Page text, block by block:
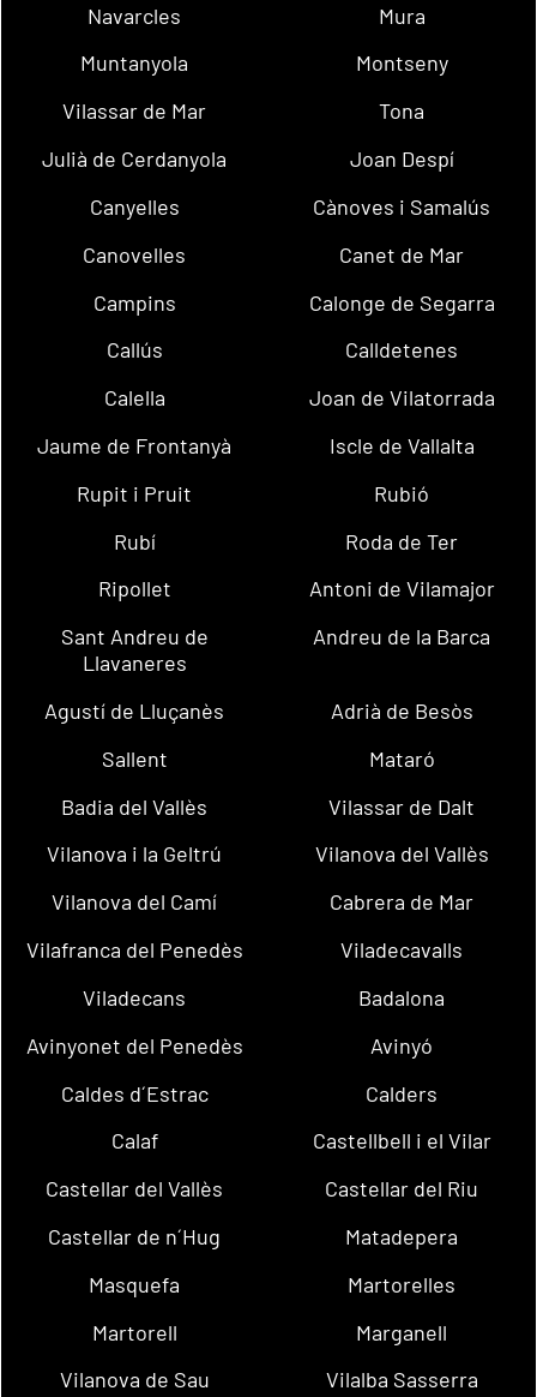
Navarcles
Mura
Muntanyola
Montseny
Vilassar de Mar
Tona
Julià de Cerdanyola
Joan Despí
Canyelles
Cànoves i Samalús
Canovelles
Canet de Mar
Campins
Calonge de Segarra
Callús
Calldetenes
Calella
Joan de Vilatorrada
Jaume de Frontanyà
Iscle de Vallalta
Rupit i Pruit
Rubió
Rubí
Roda de Ter
Ripollet
Antoni de Vilamajor
Sant Andreu de
Llavaneres
Andreu de la Barca
Agustí de Lluçanès
Adrià de Besòs
Sallent
Mataró
Badia del Vallès
Vilassar de Dalt
Vilanova i la Geltrú
Vilanova del Vallès
Vilanova del Camí
Cabrera de Mar
Vilafranca del Penedès
Viladecavalls
Viladecans
Badalona
Avinyonet del Penedès
Avinyó
Caldes d´Estrac
Calders
Calaf
Castellbell i el Vilar
Castellar del Vallès
Castellar del Riu
Castellar de n´Hug
Matadepera
Masquefa
Martorelles
Martorell
Marganell
Vilanova de Sau
Vilalba Sasserra